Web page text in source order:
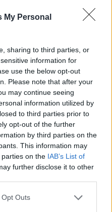
My Personal
sharing to third parties, or
information for
use the below opt-out
Please note that after your
may continue seeing
information utilized by
to third parties prior to
opt-out of the further
by third parties on the
This information may
on the IAB’s List of
further disclose it to other
Outs
że problemy
zdrowia są dużo
źle zarządzane szpitale,
lokalne układy i
zdrowia wali się na
ale tak źle
kolejek do wielu
punktu widzenia
przed kolejką –